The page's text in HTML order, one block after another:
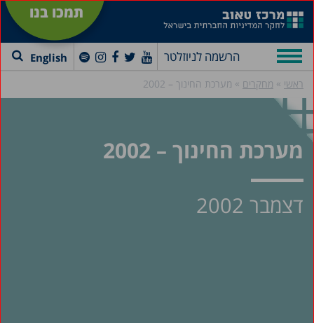
תמכו בנו
הרשמה לניוזלטר English
ראשי » מחקרים » מערכת החינוך – 2002
מערכת החינוך – 2002
דצמבר 2002